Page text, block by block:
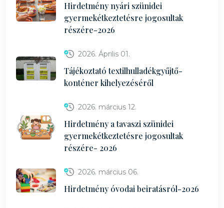
Hirdetmény nyári szünidei
gyermekétkeztetésre jogosultak
részére-2026
2026. Április 01.
Tájékoztató textilhulladékgyűjtő-
konténer kihelyezéséről
2026. március 12.
Hirdetmény a tavaszi szünidei
gyermekétkeztetésre jogosultak
részére- 2026
2026. március 06.
Hirdetmény óvodai beiratásról-2026